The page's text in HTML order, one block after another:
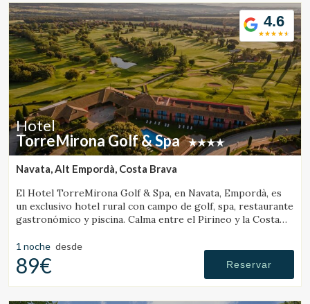
4.6
Hotel
TorreMirona Golf & Spa
Navata, Alt Empordà, Costa Brava
El Hotel TorreMirona Golf & Spa, en Navata, Empordà, es
un exclusivo hotel rural con campo de golf, spa, restaurante
gastronómico y piscina. Calma entre el Pirineo y la Costa
1 noche desde
89€ Reservar
Modificar cookies
Técnicas y funcionales
Siempre activas
Este sitio web utiliza Cookies propias para recopilar
Si continua navegando, supone la aceptación de la
instalación de las mismas. El usuario tiene la posibilidad
de configurar su navegador pudiendo, si así lo desea,
impedir que sean instaladas en su disco duro, aunque
dificultades de navegación de la página web.